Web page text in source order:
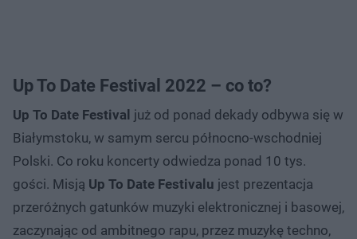
Up To Date Festival 2022 – co to?
Up To Date Festival już od ponad dekady odbywa się w
Białymstoku, w samym sercu północno-wschodniej
Polski. Co roku koncerty odwiedza ponad 10 tys.
gości. Misją Up To Date Festivalu jest prezentacja
przeróżnych gatunków muzyki elektronicznej i basowej,
zaczynając od ambitnego rapu, przez muzykę techno,